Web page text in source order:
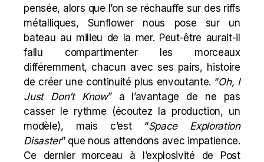
pensée, alors que l’on se réchauffe sur des riffs
métalliques, Sunflower nous pose sur un
bateau au milieu de la mer. Peut-être aurait-il
fallu compartimenter les morceaux
différemment, chacun avec ses pairs, histoire
de créer une continuité plus envoutante. “Oh, I
Just Don’t Know” a l’avantage de ne pas
casser le rythme (écoutez la production, un
modèle), mais c’est “Space Exploration
Disaster” que nous attendons avec impatience.
Ce dernier morceau à l’explosivité de Post